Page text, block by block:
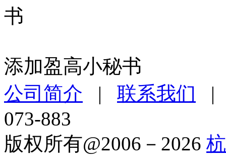
添加盈高小秘书
公司简介 | 联系我们
073-883
版权所有@2006－2026